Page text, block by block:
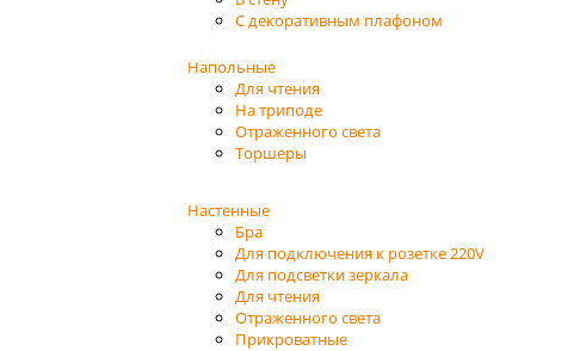
С декоративным плафоном
Напольные
Для чтения
На триподе
Отраженного света
Торшеры
Настенные
Бра
Для подключения к розетке 220V
Для подсветки зеркала
Для чтения
Отраженного света
Прикроватные